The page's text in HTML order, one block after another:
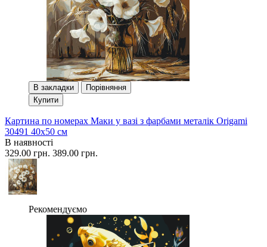
В закладки
Порівняння
Купити
Картина по номерах Маки у вазі з фарбами металік Origami
30491 40x50 см
В наявності
329.00 грн. 389.00 грн.
Рекомендуємо